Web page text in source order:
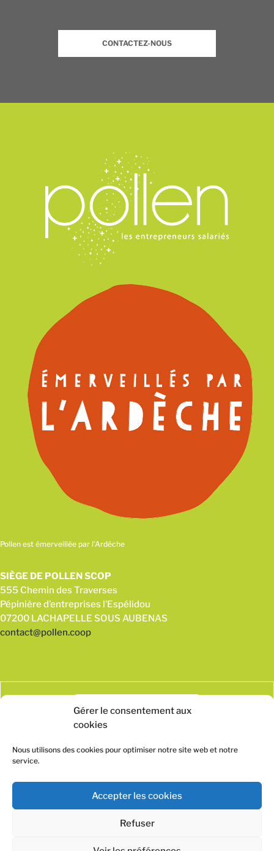
Gérer le consentement aux
cookies
Nous utilisons des cookies pour optimiser notre site web et notre
service.
Accepter les cookies
Refuser
CONTACTEZ-NOUS
Pollen est émerveillée par l’Ardéche
SIÈGE DE POLLEN SCOP
555 Chemin des Traverses
Pépinière d’entreprises l’Espélidou
07200 LACHAPELLE SOUS AUBENAS
contact@pollen.coop
Politique de confidentialité